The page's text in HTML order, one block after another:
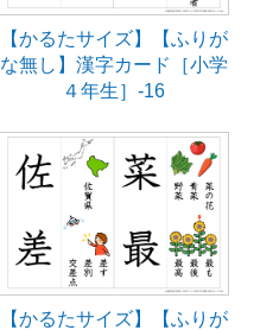
【かるたサイズ】【ふりが
な無し】漢字カード［小学
４年生］-16
【かるたサイズ】【ふりが